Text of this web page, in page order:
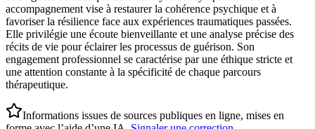
accompagnement vise à restaurer la cohérence psychique et à
favoriser la résilience face aux expériences traumatiques passées.
Elle privilégie une écoute bienveillante et une analyse précise des
récits de vie pour éclairer les processus de guérison. Son
engagement professionnel se caractérise par une éthique stricte et
une attention constante à la spécificité de chaque parcours
thérapeutique.
Informations issues de sources publiques en ligne, mises en